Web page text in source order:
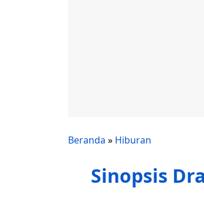
Beranda » Hiburan
Sinopsis